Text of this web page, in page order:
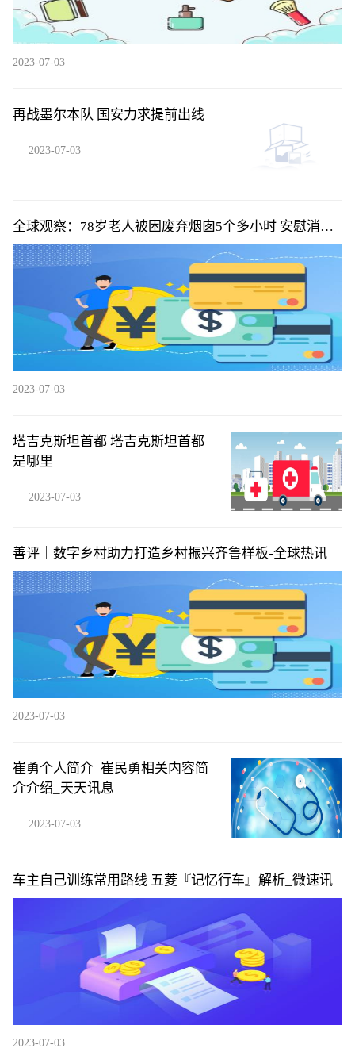
2023-07-03
再战墨尔本队 国安力求提前出线
2023-07-03
全球观察：78岁老人被困废弃烟囱5个多小时 安慰消防
员“不要着急”
2023-07-03
塔吉克斯坦首都 塔吉克斯坦首都
是哪里
2023-07-03
善评｜数字乡村助力打造乡村振兴齐鲁样板-全球热讯
2023-07-03
崔勇个人简介_崔民勇相关内容简
介介绍_天天讯息
2023-07-03
车主自己训练常用路线 五菱『记忆行车』解析_微速讯
2023-07-03